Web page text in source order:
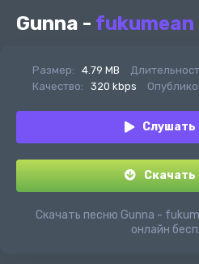
Gunna - fukumean
Размер: 4.79 MB
Качество:
320 kbps
Слушать
Скачать песню Gunna -
онлайн